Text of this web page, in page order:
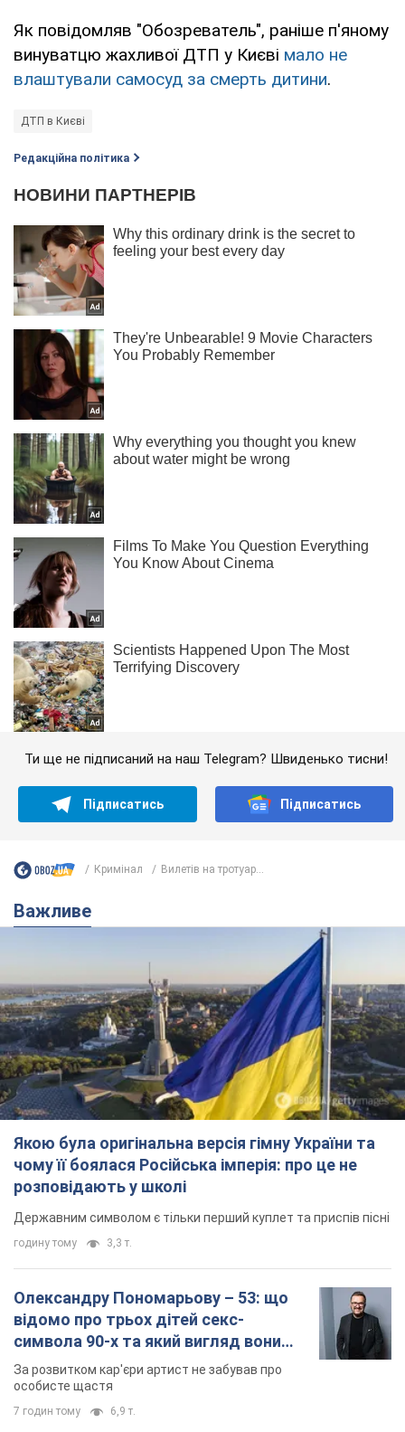
Як повідомляв "Обозреватель", раніше п'яному
винуватцю жахливої ДТП у Києві мало не
влаштували самосуд за смерть дитини.
ДТП в Києві
Редакційна політика
Ти ще не підписаний на наш Telegram? Швиденько тисни!
Підписатись Підписатись
Кримінал Вилетів на тротуар...
Важливе
Якою була оригінальна версія гімну України та
чому її боялася Російська імперія: про це не
розповідають у школі
Державним символом є тільки перший куплет та приспів пісні
годину тому 3,3 т.
Олександру Пономарьову – 53: що
відомо про трьох дітей секс-
символа 90-х та який вигляд вони
мають
За розвитком кар'єри артист не забував про
особисте щастя
7 годин тому 6,9 т.